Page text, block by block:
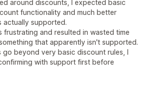
around discounts, I expected basic
functionality and much better
actually supported.
frustrating and resulted in wasted time
that apparently isn't supported.
go beyond very basic discount rules, I
with support first before